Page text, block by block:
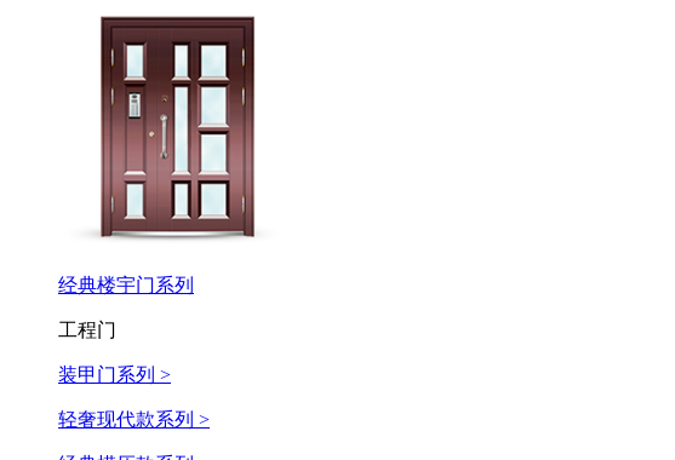
经典楼宇门系列
工程门
装甲门系列 >
轻奢现代款系列 >